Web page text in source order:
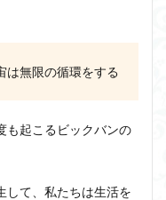
無限の循環をする
も起こるビックバンの
して、私たちは生活を